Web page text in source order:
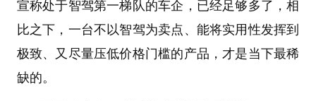
宣称处于智驾第一梯队的车企，已经足够多了，相
比之下，一台不以智驾为卖点、能将实用性发挥到
极致、又尽量压低价格门槛的产品，才是当下最稀
缺的。